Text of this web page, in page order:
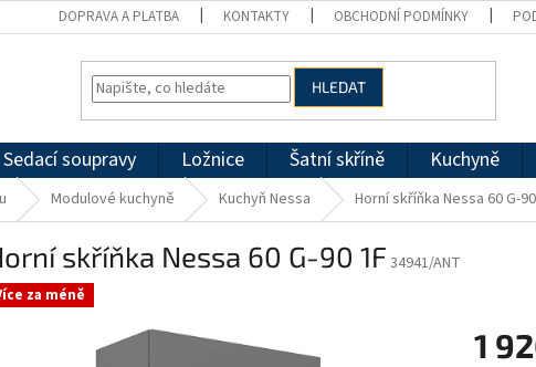
DOPRAVA A PLATBA KONTAKTY OBCHODNÍ PODMÍNKY
HLEDAT
Sedací soupravy Ložnice Šatní skříně Kuchyně
Modulové kuchyně Kuchyň Nessa Horní skříňka Nessa 60 G-
skříňka Nessa 60 G-90 1F 34941/ANT
za méně
1